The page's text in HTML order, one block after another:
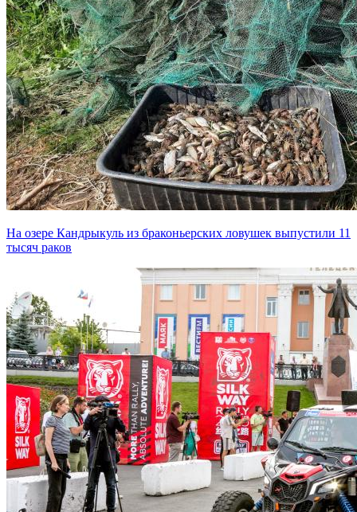
На озере Кандрыкуль из браконьерских ловушек выпустили 11
тысяч раков